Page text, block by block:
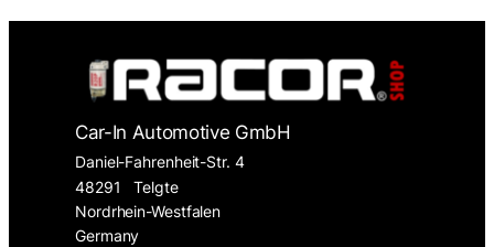
Car-In Automotive GmbH
Daniel-Fahrenheit-Str. 4
48291
Telgte
Nordrhein-Westfalen
Germany